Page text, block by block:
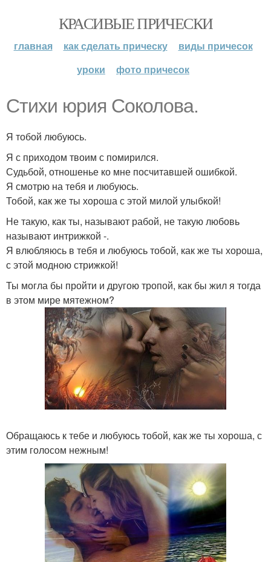
КРАСИВЫЕ ПРИЧЕСКИ
главная как сделать прическу
виды причесок
уроки
фото причесок
Стихи юрия Соколова.
Я тобой любуюсь.
Я с приходом твоим с помирился.
Судьбой, отношенье ко мне посчитавшей ошибкой.
Я смотрю на тебя и любуюсь.
Тобой, как же ты хороша с этой милой улыбкой!
Не такую, как ты, называют рабой, не такую любовь
называют интрижкой -.
Я влюбляюсь в тебя и любуюсь тобой, как же ты хороша,
с этой модною стрижкой!
Ты могла бы пройти и другою тропой, как бы жил я тогда
в этом мире мятежном?
Обращаюсь к тебе и любуюсь тобой, как же ты хороша, с
этим голосом нежным!